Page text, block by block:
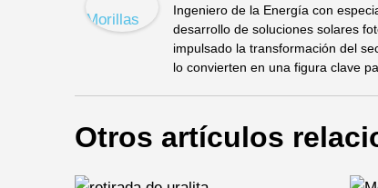
Ingeniero de la Energía con
desarrollo de soluciones solares
impulsado la transformación del
lo convierten en una figura clave
Otros artículos